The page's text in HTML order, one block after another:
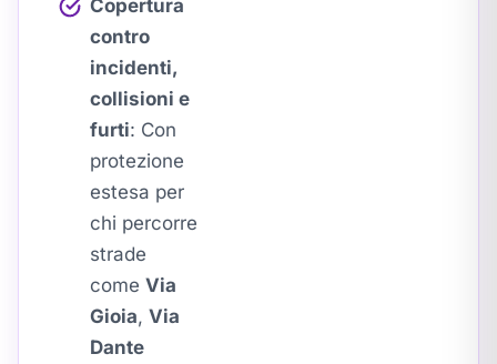
Copertura
contro
incidenti,
collisioni e
furti: Con
protezione
estesa per
chi percorre
strade
come Via
Gioia, Via
Dante